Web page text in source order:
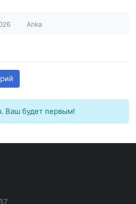
Anka
Ваш будет первым!